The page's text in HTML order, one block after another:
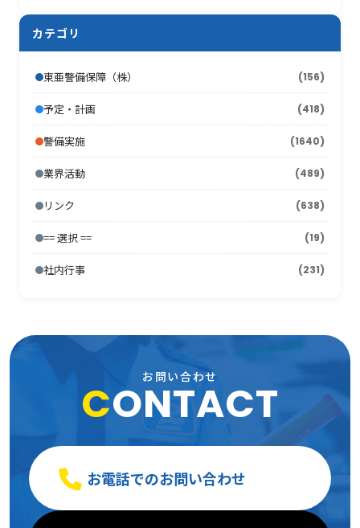
2014年1月
2013年2月
2013年1月 (7)
2012年4月 (12)
2012年2月 (11)
2012年1月 (10)
2011年5月 (11)
2011年4月 (12)
2011年3月 (13)
2011年1月 (12)
2010年6月
2010年4月 (15)
2010年3月 (18)
2010年2月 (7)
2010年1月 (13)
2009年7月
2009年5月 (16)
2009年3月 (22)
2009年2月 (15)
2009年1月 (16)
2008年8月
2008年7月 (15)
2008年6月 (10)
2008年5月 (21)
2008年4月 (11)
2008年3月 (26)
2008年2月 (15)
2008年1月 (10)
2007年9月
2007年8月 (22)
2007年7月 (21)
2007年6月 (17)
2007年5月 (24)
2007年4月 (21)
2007年3月 (31)
2007年2月 (33)
2006年11月 (20)
2006年9月 (44)
2006年8月 (26)
2006年7月 (22)
2006年6月 (26)
2006年5月 (23)
2006年4月
2006年1月
2005年12月 (19)
2005年11月 (24)
2005年10月 (13)
2005年8月 (14)
2005年7月 (8)
2005年6月 (9)
2005年5月 (11)
2005年1月
カテゴリ
東亜警備保障（株） (156)
予定・計画 (418)
警備実施 (1640)
業界活動 (489)
リンク (638)
== 選択 == (19)
社内行事 (231)
お問い合わせ
CONTACT
お電話でのお問い合わせ